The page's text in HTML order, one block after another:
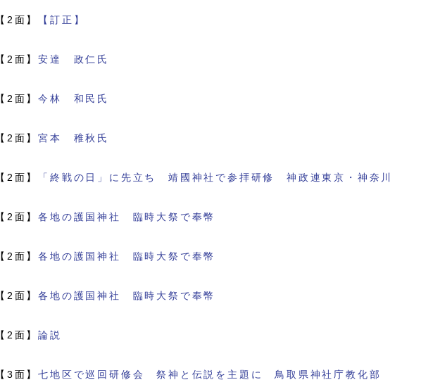
【2面】 【訂正】
【2面】安達 政仁氏
【2面】今林 和民氏
【2面】宮本 稚秋氏
【2面】 「終戦の日」に先立ち 靖國神社で参拝研修 神政連東京・神奈川
【2面】各地の護国神社 臨時大祭で奉幣
【2面】各地の護国神社 臨時大祭で奉幣
【2面】各地の護国神社 臨時大祭で奉幣
【2面】論説
【3面】七地区で巡回研修会 祭神と伝説を主題に 鳥取県神社庁教化部